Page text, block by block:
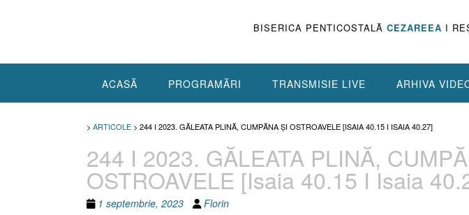
BISERICA PENTICOSTALĂ CEZAREEA I
ACASĂ PROGRAMĂRI TRANSMISIE LIVE ARHIVA
> ARTICOLE > 244 I 2023. GĂLEATA PLINĂ, CUMPĂNA ȘI OSTROAVELE [ISAIA 40.15 I ISAIA 40.27]
244 I 2023. GĂLEATA PLINĂ,
OSTROAVELE [Isaia 40.15 I Isaia
1 septembrie, 2023 Florin